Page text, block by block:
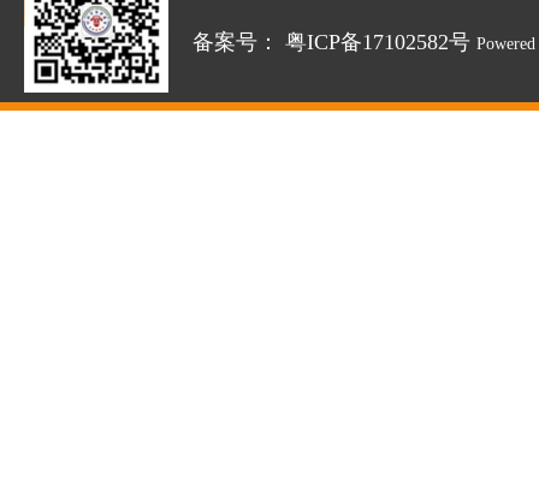
备案号： 粤ICP备17102582号